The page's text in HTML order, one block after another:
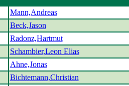
Mann,Andreas
Beck,Jason
Radonz,Hartmut
Schambier,Leon Elias
Ahne,Jonas
Bichtemann,Christian